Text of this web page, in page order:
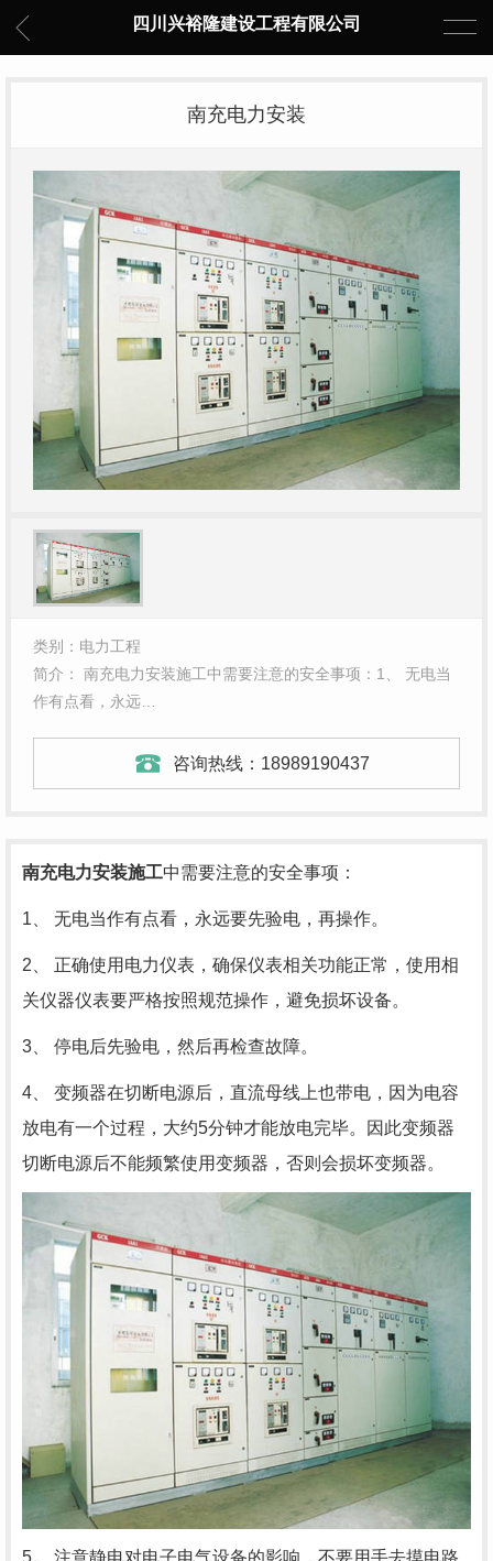
四川兴裕隆建设工程有限公司
南充电力安装
类别：电力工程
简介： 南充电力安装施工中需要注意的安全事项：1、 无电当
作有点看，永远…
咨询热线： 18989190437
南充电力安装施工中需要注意的安全事项：
1、 无电当作有点看，永远要先验电，再操作。
2、 正确使用电力仪表，确保仪表相关功能正常，使用相
关仪器仪表要严格按照规范操作，避免损坏设备。
3、 停电后先验电，然后再检查故障。
4、 变频器在切断电源后，直流母线上也带电，因为电容
放电有一个过程，大约5分钟才能放电完毕。因此变频器
切断电源后不能频繁使用变频器，否则会损坏变频器。
5、 注意静电对电子电气设备的影响，不要用手去摸电路